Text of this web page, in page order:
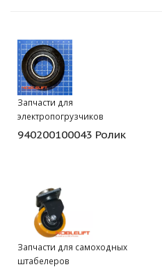
Запчасти для
электропогрузчиков
940200100043 Ролик
Запчасти для самоходных
штабелеров